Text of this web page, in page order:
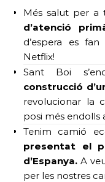
Més salut per a
d’atenció
d’espera es
Netflix!
Sant Boi
construcció
revolucionar la
posi més endolls
Tenim camió
presentat el
d’Espanya.A
per les nostres